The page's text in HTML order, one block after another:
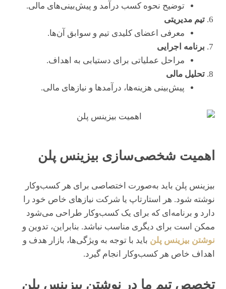
توضیح نحوه کسب درآمد و پیش‌بینی‌های مالی.
تیم مدیریتی
معرفی اعضای کلیدی تیم و سوابق آن‌ها.
برنامه اجرایی
مراحل عملیاتی برای دستیابی به اهداف.
تحلیل مالی
پیش‌بینی هزینه‌ها، درآمدها و نیازهای مالی.
اهمیت شخصی‌سازی بیزینس پلن
بیزینس پلن باید به‌صورت اختصاصی برای هر کسب‌وکار
نوشته شود. هر استارتاپ یا شرکت نیازهای خاص خود را
دارد و برنامه‌ای که برای یک کسب‌وکار طراحی می‌شود
ممکن است برای دیگری مناسب نباشد. بنابراین، تدوین و
نوشتن بیزینس پلن باید با توجه به ویژگی‌ها، بازار هدف و
اهداف خاص هر کسب‌وکار انجام گیرد.
تخصص تیم ما در نوشتن بیزینس پلن